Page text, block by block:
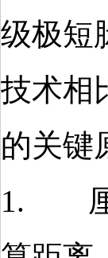
级极短
技术相
的关键
1. 厘